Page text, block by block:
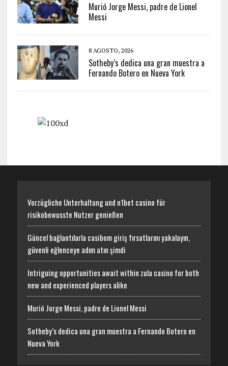
Murió Jorge Messi, padre de Lionel
Messi
8 AGOSTO, 2026
Sotheby’s dedica una gran muestra a
Fernando Botero en Nueva York
Vorzügliche Unterhaltung und n1bet casino für
risikobewusste Nutzer genießen
Güncel bağlantılarla casibom giriş fırsatlarını yakalayın,
güvenli eğlenceye adım atın şimdi
Intriguing opportunities await within zula casino for both
new and experienced players alike
Murió Jorge Messi, padre de Lionel Messi
Sotheby’s dedica una gran muestra a Fernando Botero en
Nueva York